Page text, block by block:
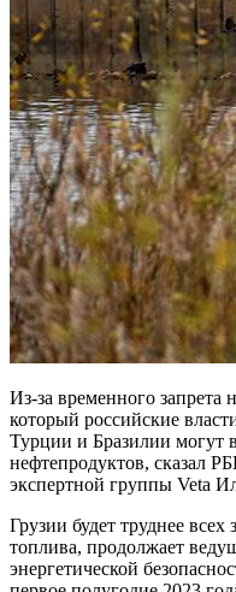
Из-за временного запрета
который российские
Турции и Бразилии могут
нефтепродуктов, сказал
экспертной группы Veta
Грузии будет труднее всех
топлива, продолжает
энергетической